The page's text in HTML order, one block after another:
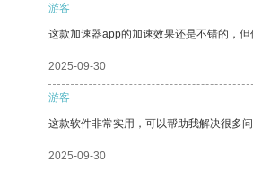
游客
这款加速器app的加速效果还是不错的，
2025-09-30
游客
这款软件非常实用，可以帮助我解决很多
2025-09-30